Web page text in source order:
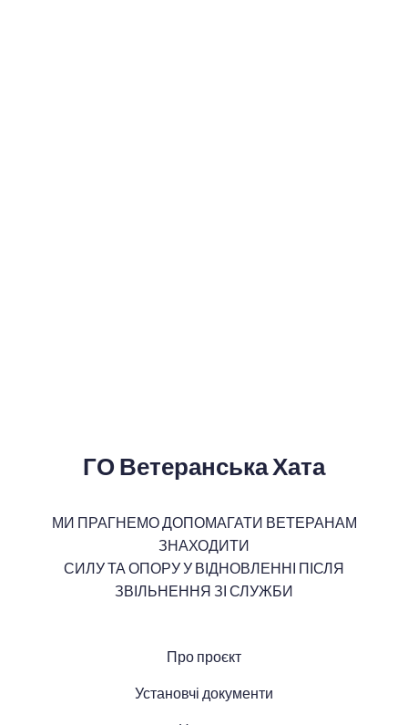
ГО Ветеранська Хата
МИ ПРАГНЕМО ДОПОМАГАТИ ВЕТЕРАНАМ
ЗНАХОДИТИ
СИЛУ ТА ОПОРУ У ВІДНОВЛЕННІ ПІСЛЯ
ЗВІЛЬНЕННЯ ЗІ СЛУЖБИ
Про проєкт
Установчі документи